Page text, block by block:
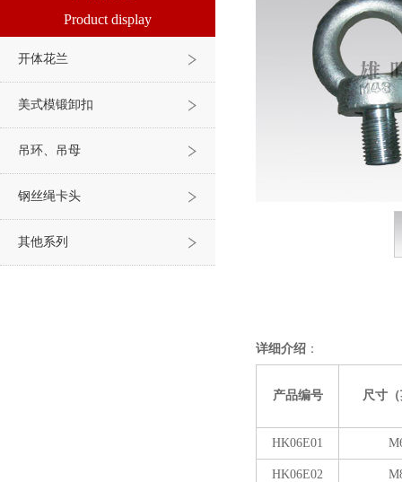
Product display
开体花兰
美式模锻卸扣
吊环、吊母
钢丝绳卡头
其他系列
详细介绍 ：
产品编号 尺寸
HK06E01
HK06E02